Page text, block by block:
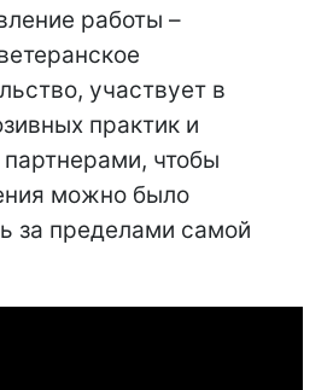
работы –
участвует в
практик и
чтобы
можно было
за пределами самой